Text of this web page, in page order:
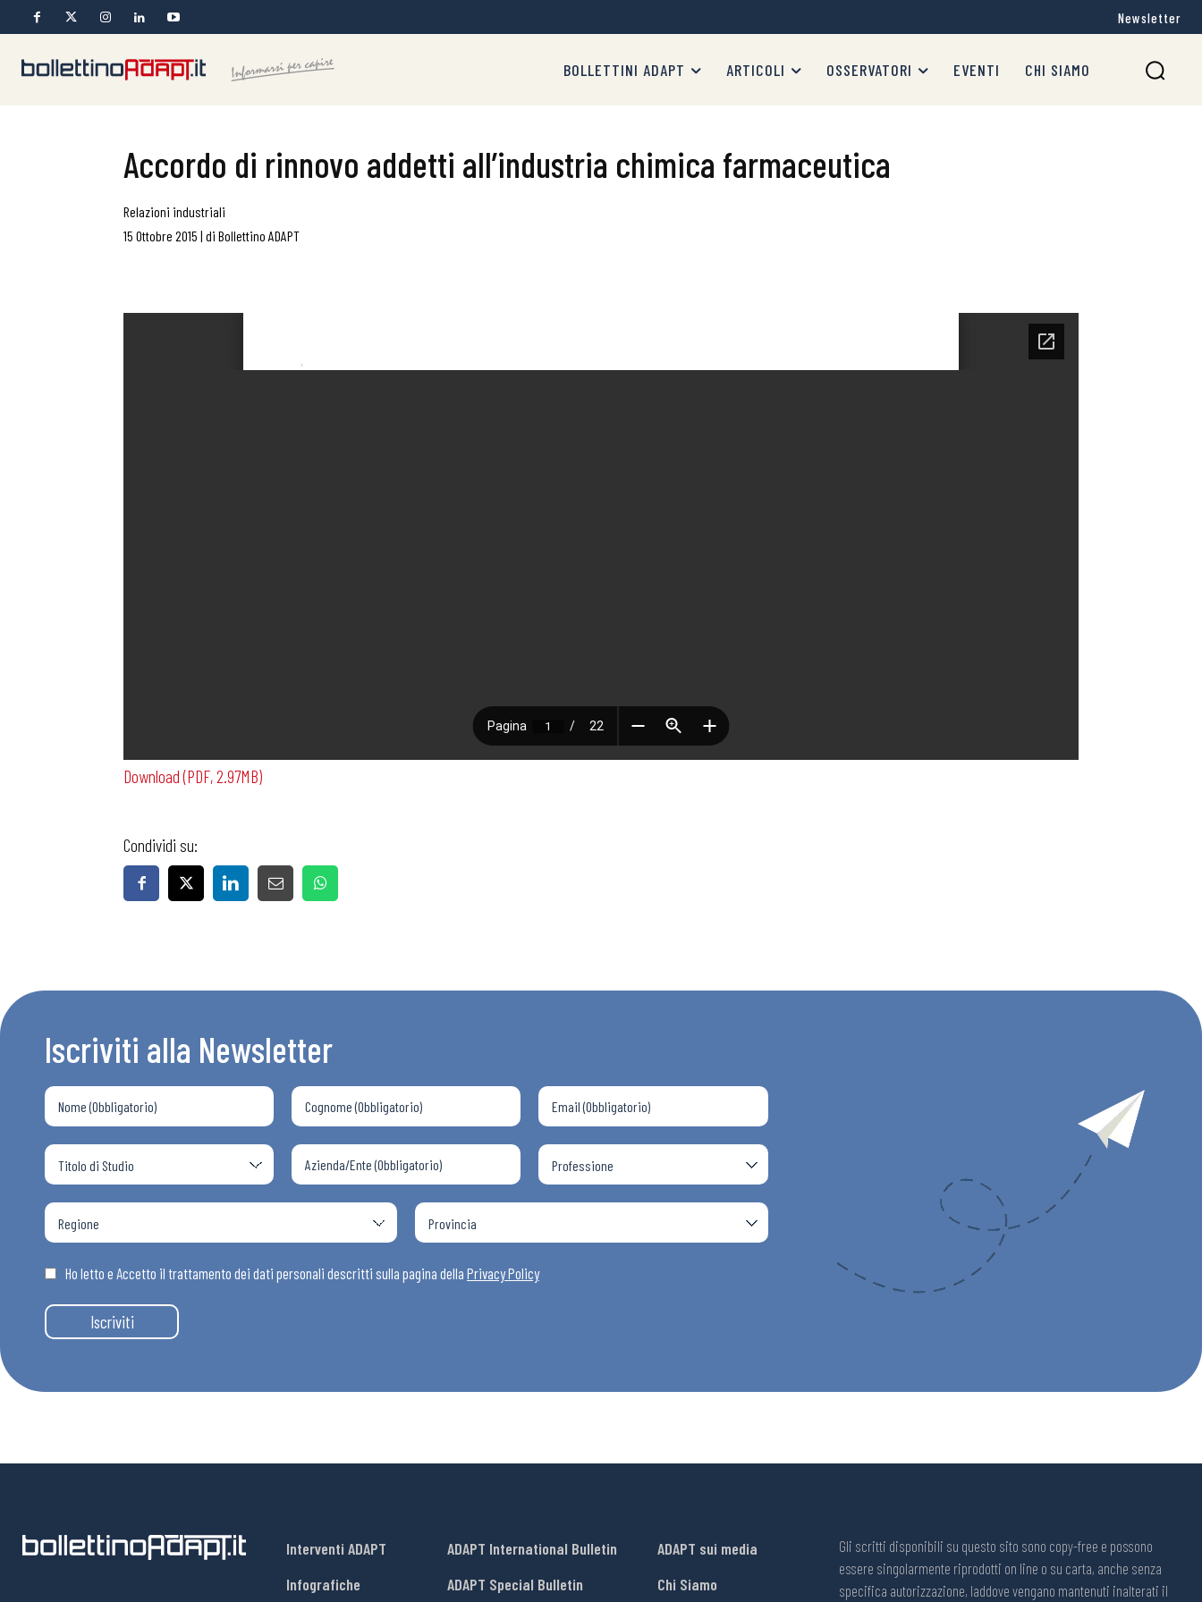
Chi Siamo
Newsletter
BOLLETTINI ADAPT ARTICOLI OSSERVATORI EVENTI CHI SIAMO
Accordo di rinnovo addetti all’industria chimica farmaceutica
Relazioni industriali
15 Ottobre 2015 | di Bollettino ADAPT
Download (PDF, 2.97MB)
Condividi su:
Iscriviti alla Newsletter
Ho letto e Accetto il trattamento dei dati personali descritti sulla pagina della Privacy Policy
Iscriviti
Interventi ADAPT
Infografiche
ADAPT International Bulletin
ADAPT Special Bulletin
ADAPT sui media
Chi Siamo
Gli scritti disponibili su questo sito sono copy-free e possono
essere singolarmente riprodotti on line o su carta, anche senza
specifica autorizzazione, laddove vengano mantenuti inalterati il